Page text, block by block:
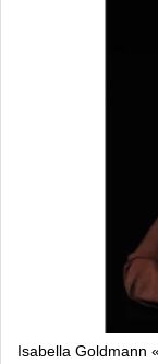
Isabella Goldmann